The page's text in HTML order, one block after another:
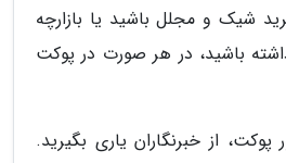
شیک و مجلل باشید یا بازارچه
باشید، در هر صورت در پوکت
پوکت، از خبرنگاران یاری بگیرید.